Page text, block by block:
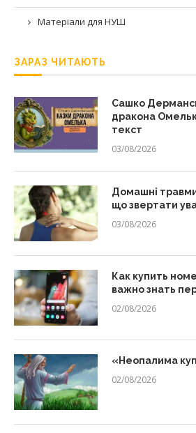
Матеріали для НУШ
ЗАРАЗ ЧИТАЮТЬ
Сашко
дракона
текст
03/08/2026
Домашні травми
що звертати
03/08/2026
Как купить
важно знать
02/08/2026
«Неопалима
02/08/2026